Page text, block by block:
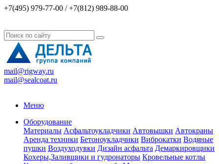
+7(495) 979-77-00 / +7(812) 989-88-00
mail@rigway.ru
mail@sealcoat.ru
Меню
Оборудование
Материалы Асфальтоукладчики Автовышки Автокраны
Аренда техники Бетоноукладчики Виброкатки Водяные
пушки Воздуходувки Дизайн асфальта Демаркировщики
Кохеры,Заливщики и гудронаторы Кровельные котлы